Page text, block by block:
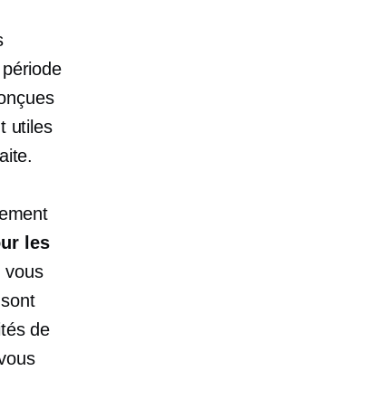
utiles
les
vous
de